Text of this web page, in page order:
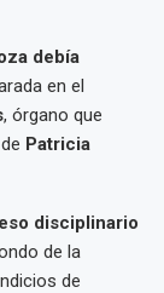
debía
en el
, órgano que
Patricia
disciplinario
de la
de